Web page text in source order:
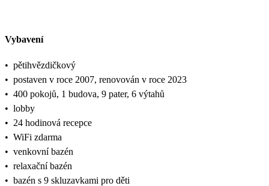
Vybavení
• pětihvězdičkový
• postaven v roce 2007, renovován v roce 2023
• 400 pokojů, 1 budova, 9 pater, 6 výtahů
• lobby
• 24 hodinová recepce
• WiFi zdarma
• venkovní bazén
• relaxační bazén
• bazén s 9 skluzavkami pro děti